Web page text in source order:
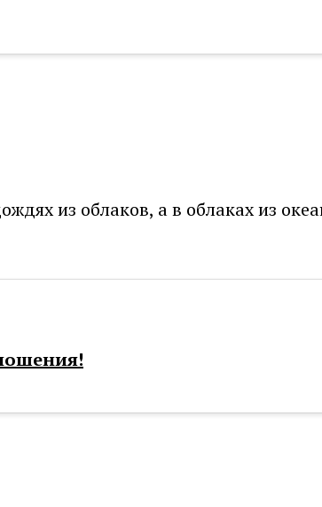
из облаков, а в облаках из